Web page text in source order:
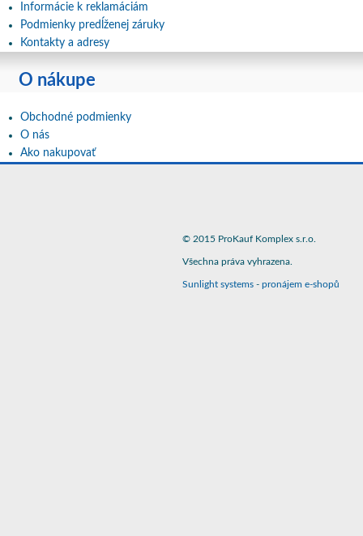
Informácie k reklamáciám
Podmienky predĺženej záruky
Kontakty a adresy
O nákupe
Obchodné podmienky
O nás
Ako nakupovať
© 2015 ProKauf Komplex s.r.o.
Všechna práva vyhrazena.
Sunlight systems - pronájem e-shopů